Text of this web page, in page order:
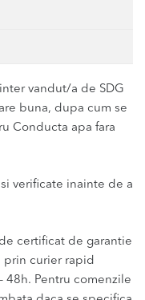
vandut/a de SDG
buna, dupa cum se
Conducta apa fara
verificate inainte de a
certificat de garantie
prin curier rapid
48h. Pentru comenzile